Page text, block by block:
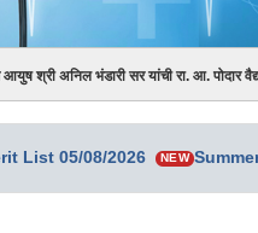
श्री अनिल भंडारी सर यांची रा. आ. पोदार
List 05/08/2026 NEW